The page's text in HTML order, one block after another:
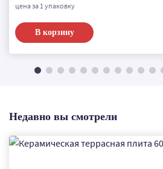
цена за 1 упаковку
В корзину
Недавно вы смотрели